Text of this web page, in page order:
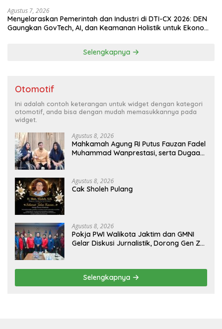
Agustus 7, 2026
Menyelaraskan Pemerintah dan Industri di DTI-CX 2026: DEN
Gaungkan GovTech, AI, dan Keamanan Holistik untuk Ekonomi
Selengkapnya
Otomotif
Ini adalah contoh keterangan untuk widget dengan kategori
otomotif, anda bisa dengan mudah memasukkannya pada
widget.
Agustus 8, 2026
Mahkamah Agung RI Putus Fauzan Fadel
Muhammad Wanprestasi, serta Dugaan
Agustus 8, 2026
Cak Sholeh Pulang
Agustus 8, 2026
Pokja PWI Walikota Jaktim dan GMNI
Gelar Diskusi Jurnalistik, Dorong Gen Z
Selengkapnya